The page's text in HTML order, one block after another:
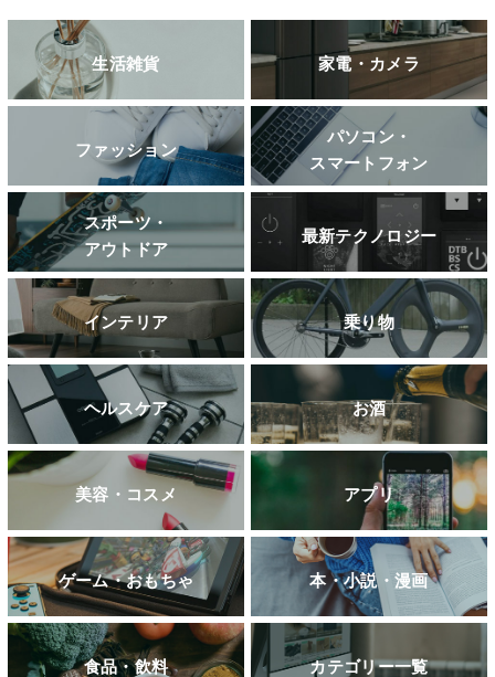
生活雑貨 家電・カメラ
ファッション
パソコン・
スマートフォン
スポーツ・
アウトドア
最新テクノロジー
インテリア 乗り物
ヘルスケア お酒
美容・コスメ アプリ
ゲーム・おもちゃ 本・小説・漫画
食品・飲料 カテゴリー一覧